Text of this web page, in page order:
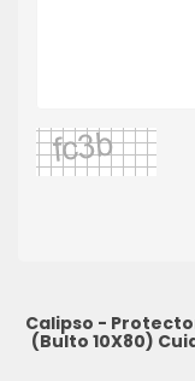
Calipso -
(Bulto 10X80)